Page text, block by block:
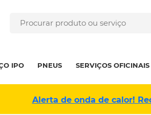
IPO PNEUS SERVIÇOS OFICINAIS
Alerta de onda de calor!